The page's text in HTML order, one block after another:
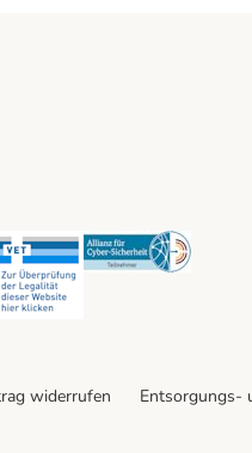
Security Security
widerrufen Entsorgungs-